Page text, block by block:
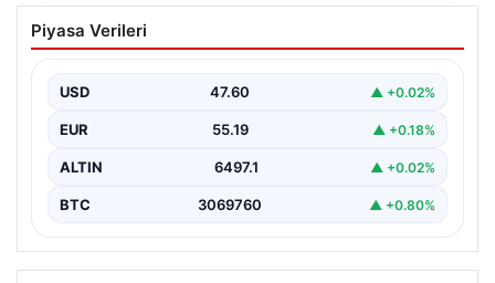
Domates konservesi bomba gibi patladı,
9 aylık bebeğin vücudu yandı
Aylık Bebek Yanıklarla Mücadele Etti", "content":
"Mersin'in…
Piyasa Verileri
USD 47.60 ▲ +0.02%
EUR 55.19 ▲ +0.18%
ALTIN 6497.1 ▲ +0.02%
BTC 3069760 ▲ +0.80%